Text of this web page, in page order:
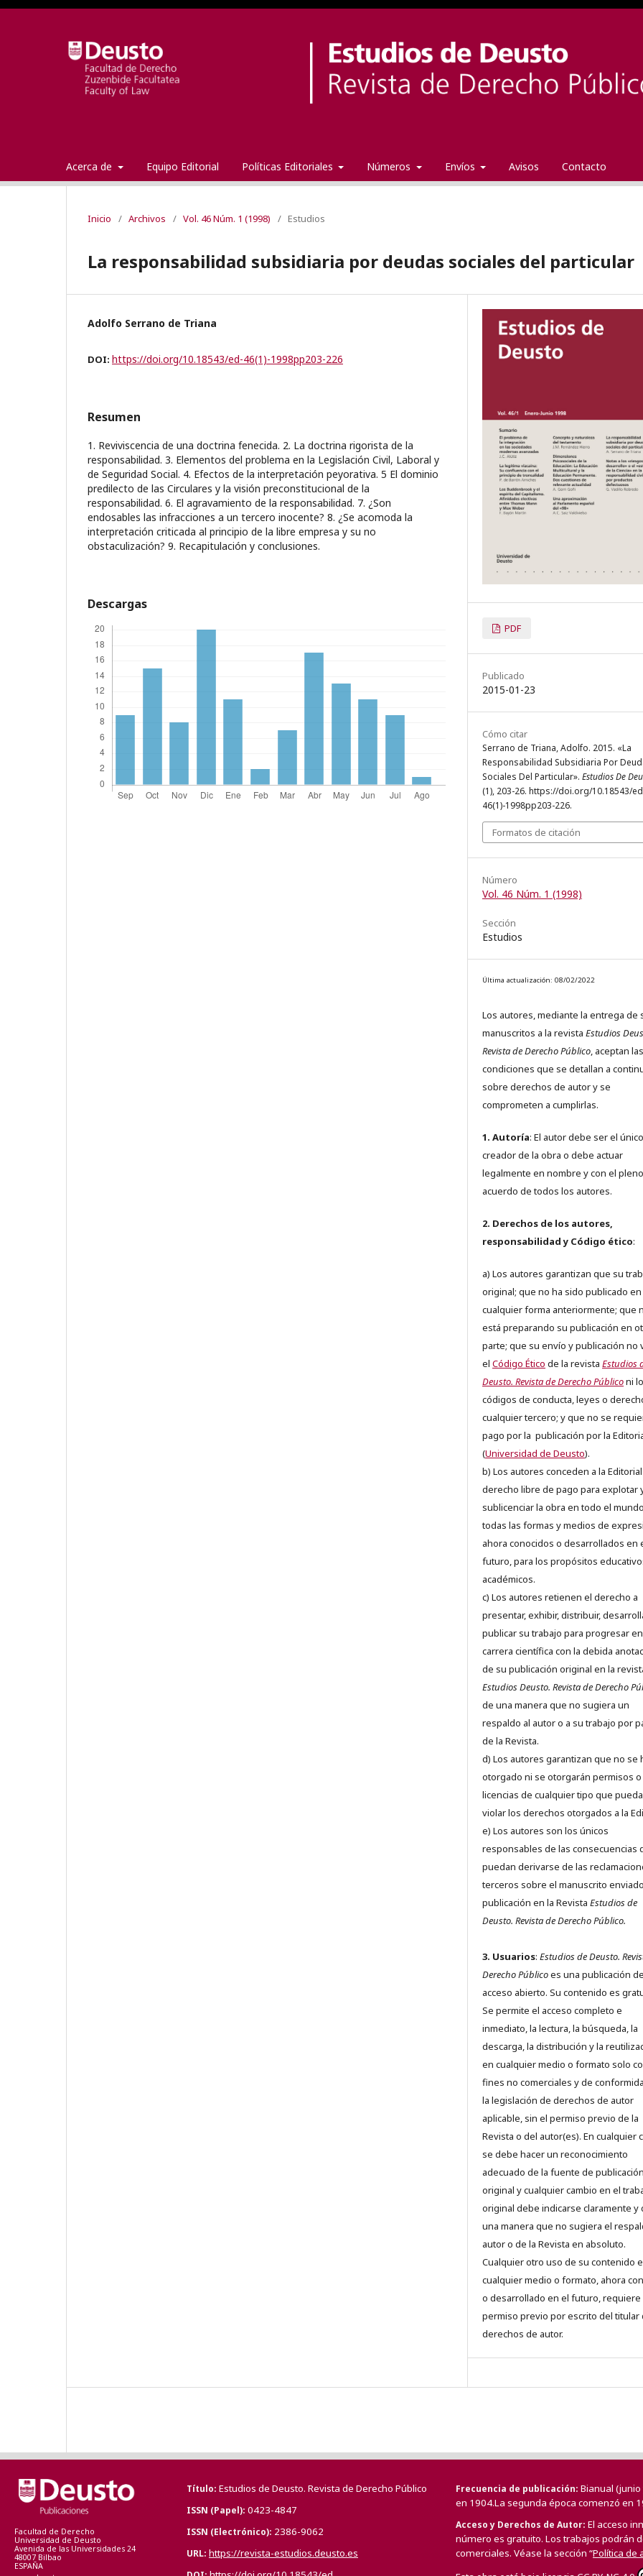
Acerca de Equipo Editorial Políticas Editoriales Números Envíos Avisos Contacto
Inicio / Archivos / Vol. 46 Núm. 1 (1998) / Estudios
La responsabilidad subsidiaria por deudas sociales del particular
Adolfo Serrano de Triana
DOI: https://doi.org/10.18543/ed-46(1)-1998pp203-226
Resumen
1. Reviviscencia de una doctrina fenecida. 2. La doctrina rigorista de la
responsabilidad. 3. Elementos del problema en la Legislación Civil, Laboral y
de Seguridad Social. 4. Efectos de la interpretación peyorativa. 5 El dominio
predilecto de las Circulares y la visión preconstitucional de la
responsabilidad. 6. El agravamiento de la responsabilidad. 7. ¿Son
endosables las infracciones a un tercero inocente? 8. ¿Se acomoda la
interpretación criticada al principio de la libre empresa y su no
obstaculización? 9. Recapitulación y conclusiones.
Descargas
PDF
Publicado
2015-01-23
Cómo citar
Serrano de Triana, Adolfo. 2015. «La
Responsabilidad Subsidiaria Por
Sociales Del Particular». Estudios De
(1), 203-26. https://doi.org/10.18543/
46(1)-1998pp203-226.
Formatos de citación
Número
Vol. 46 Núm. 1 (1998)
Sección
Estudios
Última actualización: 08/02/2022
Los autores, mediante la entrega de
manuscritos a la revista Estudios
Revista de Derecho Público, aceptan las
condiciones que se detallan a
sobre derechos de autor y se
comprometen a cumplirlas.
1. Autoría: El autor debe ser el único
creador de la obra o debe actuar
legalmente en nombre y con el pleno
acuerdo de todos los autores.
2. Derechos de los autores,
responsabilidad y Código ético:
a) Los autores garantizan que su
original; que no ha sido publicado en
cualquier forma anteriormente; que
está preparando su publicación en
parte; que su envío y publicación no
el Código Ético de la revista Estudios
Deusto. Revista de Derecho Públiconi
códigos de conducta, leyes o
cualquier tercero; y que no se
pago por la publicación por la
(Universidad de Deusto).
b) Los autores conceden a la
derecho libre de pago para explotar
sublicenciar la obra en todo el
todas las formas y medios de
ahora conocidos o desarrollados en
futuro, para los propósitos
académicos.
c) Los autores retienen el derecho a
presentar, exhibir, distribuir,
publicar su trabajo para progresar
carrera científica con la debida
de su publicación original en la
Estudios Deusto. Revista de Derecho
de una manera que no sugiera un
respaldo al autor o a su trabajo por
de la Revista.
d) Los autores garantizan que no se
otorgado ni se otorgarán permisos o
licencias de cualquier tipo que
violar los derechos otorgados a la
e) Los autores son los únicos
responsables de las consecuencias
puedan derivarse de las
terceros sobre el manuscrito
publicación en la Revista Estudios de
Deusto. Revista de Derecho Público.
3. Usuarios: Estudios de Deusto.
Derecho Públicoes una publicación de
acceso abierto. Su contenido es
Se permite el acceso completo e
inmediato, la lectura, la búsqueda, la
descarga, la distribución y la
en cualquier medio o formato solo
fines no comerciales y de
la legislación de derechos de autor
aplicable, sin el permiso previo de la
Revista o del autor(es). En cualquier
se debe hacer un reconocimiento
adecuado de la fuente de publicación
original y cualquier cambio en el
original debe indicarse claramente y
una manera que no sugiera el
autor o de la Revista en absoluto.
Cualquier otro uso de su contenido
cualquier medio o formato, ahora
o desarrollado en el futuro, requiere
permiso previo por escrito del titular
derechos de autor.
Facultad de Derecho
Universidad de Deusto
Avenida de las Universidades 24
48007 Bilbao
ESPAÑA
Título Estudios de Deusto. Revista de Derecho Público
ISSN (Papel) 0423-4847
ISSN (Electrónico) 2386-9062
URL https://revista-estudios.deusto.es
Frecuencia de publicación Bianual
en 1904.La segunda época comenzó en
Acceso y Derechos de Autor El acceso
número es gratuito. Los trabajos podrán
comerciales. Véase la sección “Política de